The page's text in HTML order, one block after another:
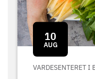
10
AUG
VARDESENTERET I